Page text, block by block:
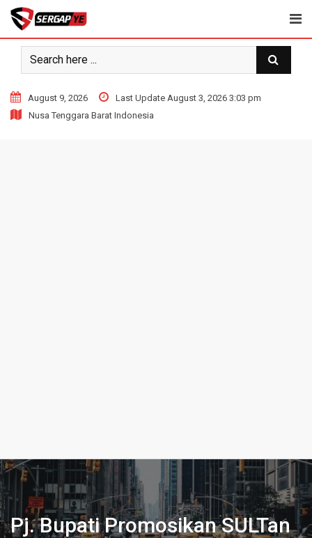
Skip
content
August 9, 2026
Last Update August 3, 2026 3:03 pm
Nusa Tenggara Barat Indonesia
Pj. Bupati Promosikan SULTan